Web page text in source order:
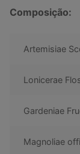
Composição:
Artemisiae
Lonicerae
Gardeniae
Magnoliae